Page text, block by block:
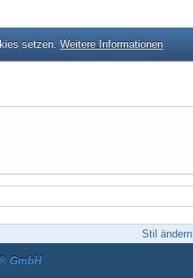
setzen.Weitere Informationen
Stil ändern
GmbH